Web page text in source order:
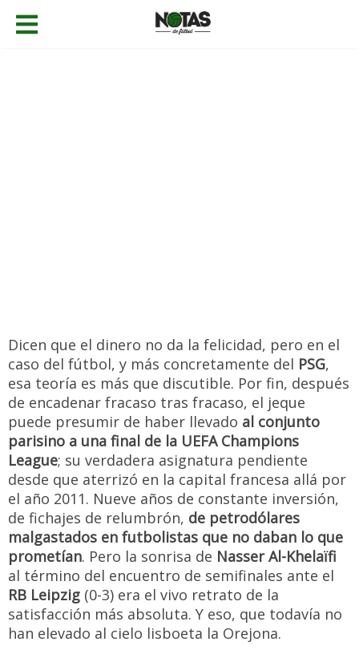
Dicen que el dinero no da la felicidad, pero en el
caso del fútbol, y más concretamente del PSG,
esa teoría es más que discutible. Por fin, después
de encadenar fracaso tras fracaso, el jeque
puede presumir de haber llevado al conjunto
parisino a una final de la UEFA Champions
League; su verdadera asignatura pendiente
desde que aterrizó en la capital francesa allá por
el año 2011. Nueve años de constante inversión,
de fichajes de relumbrón, de petrodólares
malgastados en futbolistas que no daban lo que
prometían. Pero la sonrisa de Nasser Al-Khelaïfi
al término del encuentro de semifinales ante el
RB Leipzig (0-3) era el vivo retrato de la
satisfacción más absoluta. Y eso, que todavía no
han elevado al cielo lisboeta la Orejona.